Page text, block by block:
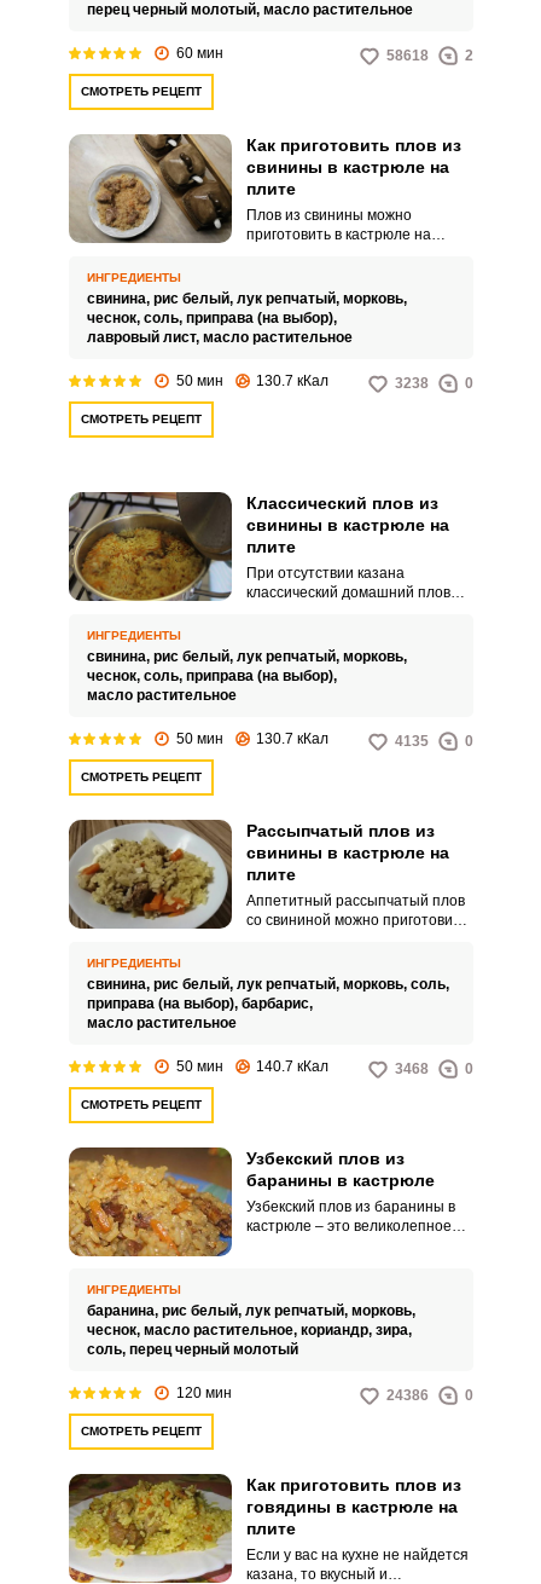
перец черный молотый, масло растительное
60 мин 58618 2
СМОТРЕТЬ РЕЦЕПТ
Как приготовить плов из
свинины в кастрюле на
плите
Плов из свинины можно
приготовить в кастрюле на
исполнением.
ИНГРЕДИЕНТЫ
свинина, рис белый, лук репчатый, морковь,
чеснок, соль, приправа (на выбор),
лавровый лист, масло растительное
50 мин 130.7 кКал 3238 0
СМОТРЕТЬ РЕЦЕПТ
Классический плов из
свинины в кастрюле на
плите
При отсутствии казана
классический домашний плов
вкусным и питательным.
ИНГРЕДИЕНТЫ
свинина, рис белый, лук репчатый, морковь,
чеснок, соль, приправа (на выбор),
масло растительное
50 мин 130.7 кКал 4135 0
СМОТРЕТЬ РЕЦЕПТ
Рассыпчатый плов из
свинины в кастрюле на
плите
Аппетитный рассыпчатый плов
со свининой можно приготовить
отличной альтернативой
классического казана.
ИНГРЕДИЕНТЫ
свинина, рис белый, лук репчатый, морковь, соль,
приправа (на выбор), барбарис,
масло растительное
50 мин 140.7 кКал 3468 0
СМОТРЕТЬ РЕЦЕПТ
Узбекский плов из
баранины в кастрюле
Узбекский плов из баранины в
кастрюле – это великолепное
придется ехать в страны
Средней Азии, чтобы
полакомится настоящим
у вас получится ничем не хуже.
ИНГРЕДИЕНТЫ
баранина, рис белый, лук репчатый, морковь,
чеснок, масло растительное, кориандр, зира,
соль, перец черный молотый
120 мин 24386 0
СМОТРЕТЬ РЕЦЕПТ
Как приготовить плов из
говядины в кастрюле на
плите
Если у вас на кухне не найдется
казана, то вкусный и